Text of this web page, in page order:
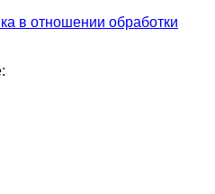
в отношении обработки